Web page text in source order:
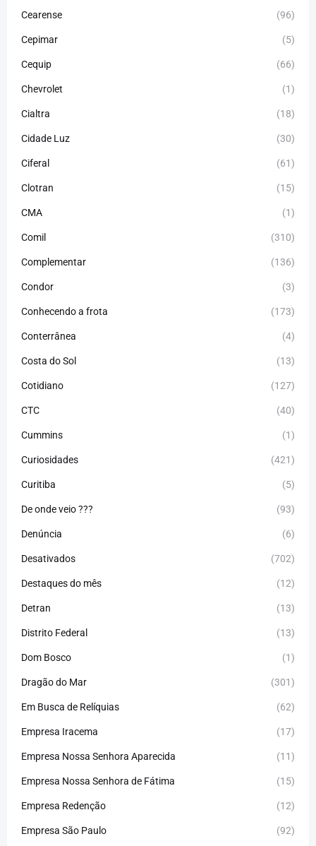
Cearense (96)
Cepimar (5)
Cequip (66)
Chevrolet (1)
Cialtra (18)
Cidade Luz (30)
Ciferal (61)
Clotran (15)
CMA (1)
Comil (310)
Complementar (136)
Condor (3)
Conhecendo a frota (173)
Conterrânea (4)
Costa do Sol (13)
Cotidiano (127)
CTC (40)
Cummins (1)
Curiosidades (421)
Curitiba (5)
De onde veio ??? (93)
Denúncia (6)
Desativados (702)
Destaques do mês (12)
Detran (13)
Distrito Federal (13)
Dom Bosco (1)
Dragão do Mar (301)
Em Busca de Relíquias (62)
Empresa Iracema (17)
Empresa Nossa Senhora Aparecida (11)
Empresa Nossa Senhora de Fátima (15)
Empresa Redenção (12)
Empresa São Paulo (92)